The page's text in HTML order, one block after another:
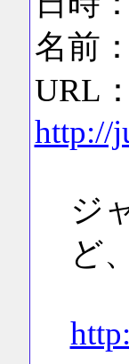
名前：
URL：
http://
ジ
ど